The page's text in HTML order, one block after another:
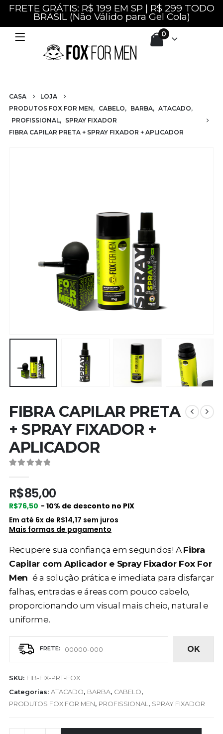
FRETE GRÁTIS: R$ 199 EM SP | R$ 299 TODO
BRASIL (Não Válido para Gel Cola)
0
CASA
LOJA
PRODUTOS FOX FOR MEN, CABELO, BARBA, ATACADO,
PROFISSIONAL, SPRAY FIXADOR
FIBRA CAPILAR PRETA + SPRAY FIXADOR + APLICADOR
FIBRA CAPILAR PRETA
+ SPRAY FIXADOR +
APLICADOR
R$85,00
R$76,50 - 10% de desconto no PIX
Em até 6x de R$14,17 sem juros
Mais formas de pagamento
Recupere sua confiança em segundos! AFibra
Capilar com Aplicador e Spray Fixador Fox For
Men é a solução prática e imediata para disfarçar
falhas, entradas e áreas com pouco cabelo,
proporcionando um visual mais cheio, natural e
uniforme.
OK
SKU: FIB-FIX-PRT-FOX
Categorias: ATACADO, BARBA, CABELO,
PRODUTOS FOX FOR MEN, PROFISSIONAL , SPRAY FIXADOR